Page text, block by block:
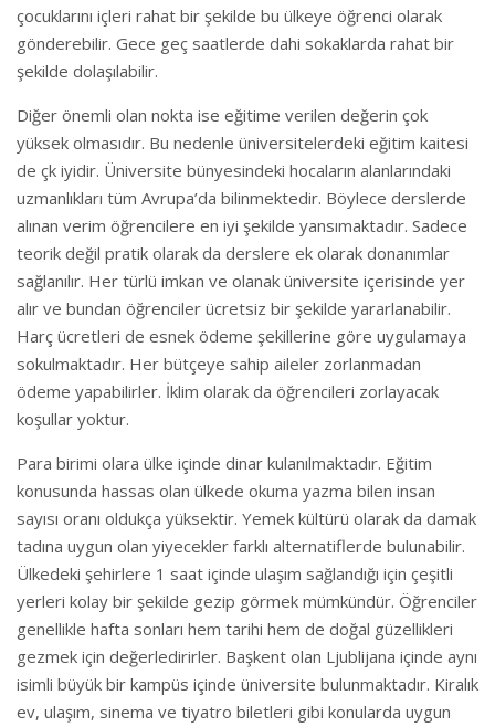
çocuklarını içleri rahat bir şekilde bu ülkeye öğrenci olarak
gönderebilir. Gece geç saatlerde dahi sokaklarda rahat bir
şekilde dolaşılabilir.
Diğer önemli olan nokta ise eğitime verilen değerin çok
yüksek olmasıdır. Bu nedenle üniversitelerdeki eğitim kaitesi
de çk iyidir. Üniversite bünyesindeki hocaların alanlarındaki
uzmanlıkları tüm Avrupa’da bilinmektedir. Böylece derslerde
alınan verim öğrencilere en iyi şekilde yansımaktadır. Sadece
teorik değil pratik olarak da derslere ek olarak donanımlar
sağlanılır. Her türlü imkan ve olanak üniversite içerisinde yer
alır ve bundan öğrenciler ücretsiz bir şekilde yararlanabilir.
Harç ücretleri de esnek ödeme şekillerine göre uygulamaya
sokulmaktadır. Her bütçeye sahip aileler zorlanmadan
ödeme yapabilirler. İklim olarak da öğrencileri zorlayacak
koşullar yoktur.
Para birimi olara ülke içinde dinar kulanılmaktadır. Eğitim
konusunda hassas olan ülkede okuma yazma bilen insan
sayısı oranı oldukça yüksektir. Yemek kültürü olarak da damak
tadına uygun olan yiyecekler farklı alternatiflerde bulunabilir.
Ülkedeki şehirlere 1 saat içinde ulaşım sağlandığı için çeşitli
yerleri kolay bir şekilde gezip görmek mümkündür. Öğrenciler
genellikle hafta sonları hem tarihi hem de doğal güzellikleri
gezmek için değerledirirler. Başkent olan Ljublijana içinde aynı
isimli büyük bir kampüs içinde üniversite bulunmaktadır. Kiralık
ev, ulaşım, sinema ve tiyatro biletleri gibi konularda uygun